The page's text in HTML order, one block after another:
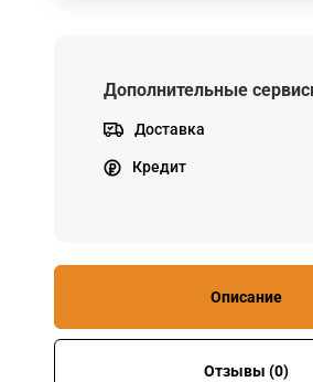
Дополнительные
Доставка
Кредит
Описание
Отзывы (0)